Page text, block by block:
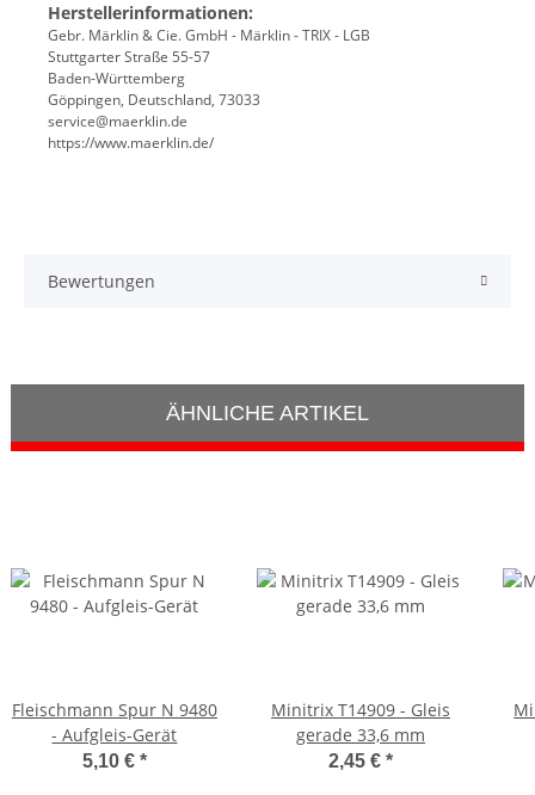
Herstellerinformationen:
Gebr. Märklin & Cie. GmbH - Märklin - TRIX - LGB
Stuttgarter Straße 55-57
Baden-Württemberg
Göppingen, Deutschland, 73033
service@maerklin.de
https://www.maerklin.de/
Bewertungen
ÄHNLICHE ARTIKEL
Fleischmann Spur N 9480
- Aufgleis-Gerät
5,10 € *
Minitrix T14909 - Gleis
gerade 33,6 mm
2,45 €*